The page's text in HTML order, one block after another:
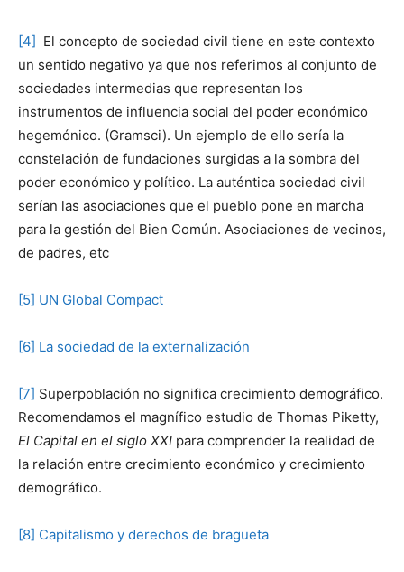
[4] El concepto de sociedad civil tiene en este contexto
un sentido negativo ya que nos referimos al conjunto de
sociedades intermedias que representan los
instrumentos de influencia social del poder económico
hegemónico. (Gramsci). Un ejemplo de ello sería la
constelación de fundaciones surgidas a la sombra del
poder económico y político. La auténtica sociedad civil
serían las asociaciones que el pueblo pone en marcha
para la gestión del Bien Común. Asociaciones de vecinos,
de padres, etc
[5] UN Global Compact
[6] La sociedad de la externalización
[7] Superpoblación no significa crecimiento demográfico.
Recomendamos el magnífico estudio de Thomas Piketty,
El Capital en el siglo XXI para comprender la realidad de
la relación entre crecimiento económico y crecimiento
demográfico.
[8] Capitalismo y derechos de bragueta